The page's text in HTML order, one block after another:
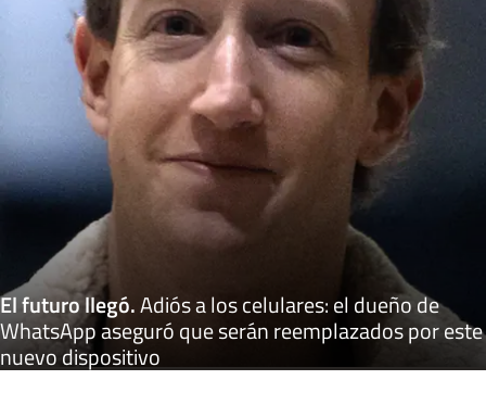
El futuro llegó.Adiós a los celulares: el dueño de
WhatsApp aseguró que serán reemplazados por este
nuevo dispositivo